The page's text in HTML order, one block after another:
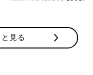
見る